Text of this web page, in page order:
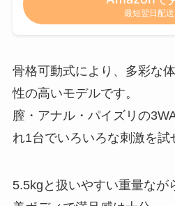
最短翌日配送
骨格可動式により、多彩な
性の高いモデルです。
膣・アナル・パイズリの
れ1台でいろいろな刺激を試
5.5kgと扱いやすい重量なが